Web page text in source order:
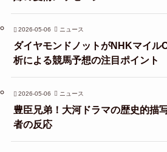
2026-05-06 ニュース
ダイヤモンドノットがNHKマイル
析による競馬予想の注目ポイント
2026-05-06 ニュース
豊臣兄弟！大河ドラマの歴史的描
者の反応